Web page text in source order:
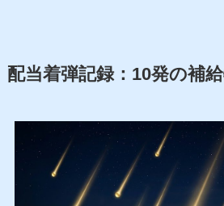
配当着弾記録：10発の補